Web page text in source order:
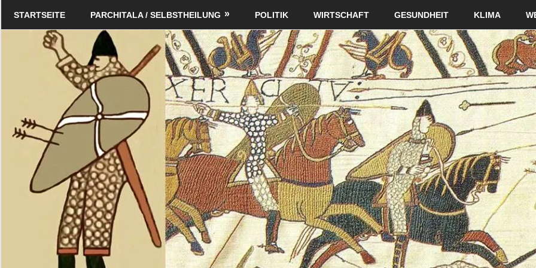
Schildverlag
STARTSEITE PARCHITALA / SELBSTHEILUNG POLITIK WIRTSCHAFT GESUNDHEIT KLIMA